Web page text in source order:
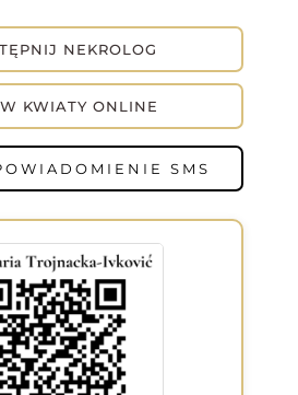
NEKROLOG
KWIATY ONLINE
SMS